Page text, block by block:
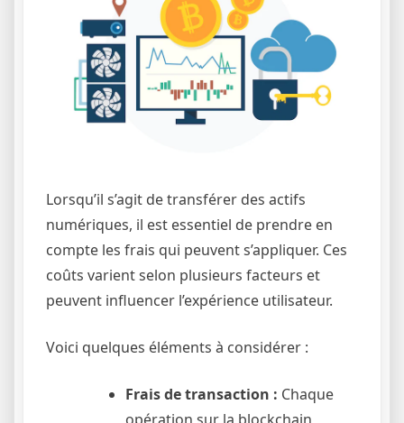
Lorsqu’il s’agit de transférer des actifs
numériques, il est essentiel de prendre en
compte les frais qui peuvent s’appliquer. Ces
coûts varient selon plusieurs facteurs et
peuvent influencer l’expérience utilisateur.
Voici quelques éléments à considérer :
Frais de transaction : Chaque